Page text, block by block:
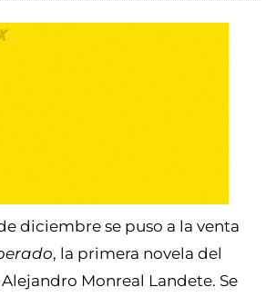
diciembre se puso a la venta
, la primera novela del
Monreal Landete. Se